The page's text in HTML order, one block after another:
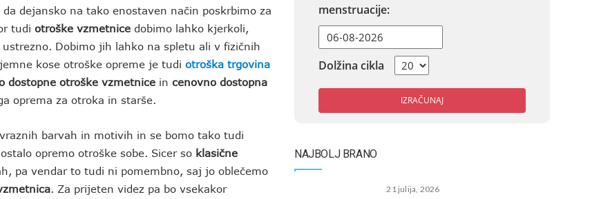
da dejansko na tako enostaven način poskrbimo za
tudi otroške vzmetnice dobimo lahko kjerkoli,
Dobimo jih lahko na spletu ali v fizičnih
kose otroške opreme je tudi otroška trgovina
dostopne otroške vzmetnice in cenovno dostopna
oprema za otroka in starše.
barvah in motivih in se bomo tako tudi
opremo otroške sobe. Sicer so klasične
pa vendar to tudi ni pomembno, saj jo oblečemo
. Za prijeten videz pa bo vsekakor
menstruacije:
Dolžina cikla
IZRAČUNAJ
NAJBOLJ BRANO
21 julija, 2026